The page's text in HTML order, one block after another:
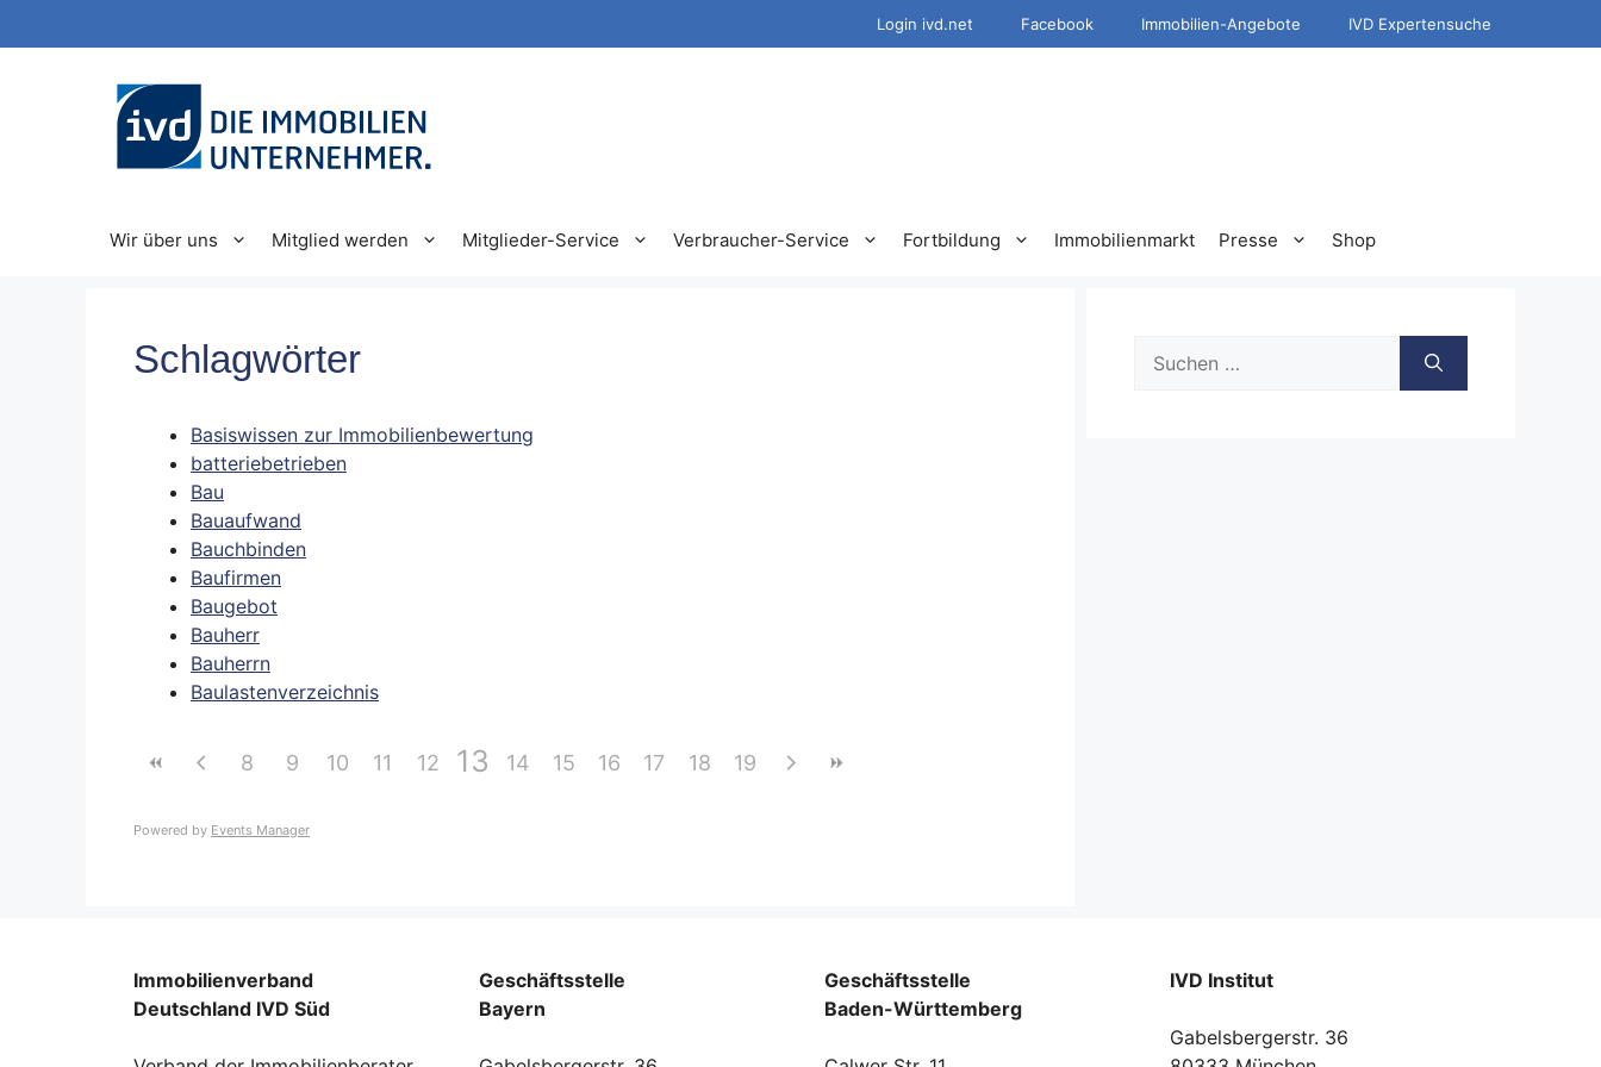
Inhalt
Login ivd.net Facebook Immobilien-Angebote IVD Expertensuche
Wir über uns Mitglied werden Mitglieder-Service Verbraucher-Service Fortbildung Immobilienmarkt Presse Shop
Schlagwörter
Basiswissen zur Immobilienbewertung
batteriebetrieben
Bau
Bauaufwand
Bauchbinden
Baufirmen
Baugebot
Bauherr
Bauherrn
Baulastenverzeichnis
8 9 10 11 12 13 14 15 16 17 18 19
Powered by Events Manager
nach:
Immobilienverband
Deutschland IVD Süd
Geschäftsstelle
Bayern
Geschäftsstelle
Baden-Württemberg
IVD Institut
Gabelsbergerstr. 36